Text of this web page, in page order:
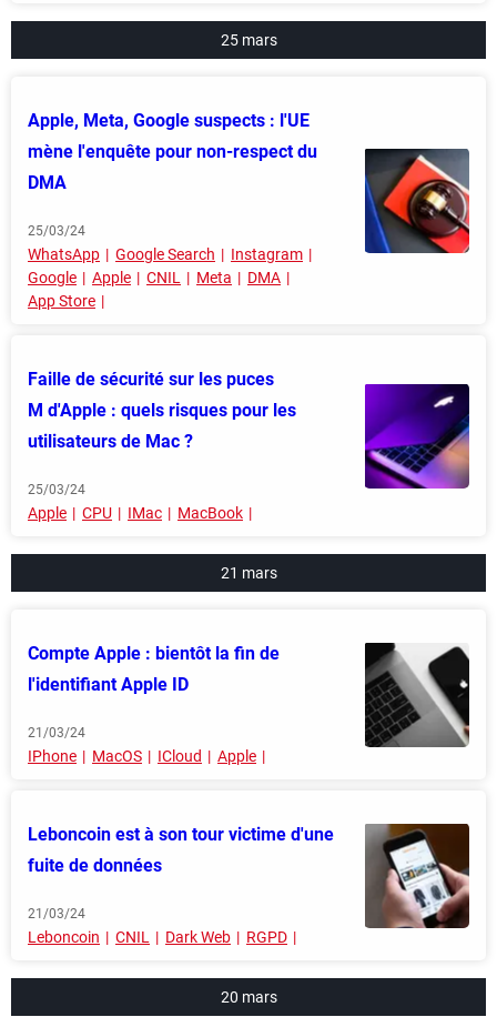
25 mars
Apple, Meta, Google suspects : l'UE
mène l'enquête pour non-respect du
DMA
25/03/24
WhatsApp Google Search
Instagram
Google
Apple CNIL Meta
DMA
App Store
Faille de sécurité sur les puces
M d'Apple : quels risques pour les
utilisateurs de Mac ?
25/03/24
Apple CPU IMac MacBook
21 mars
Compte Apple : bientôt la fin de
l'identifiant Apple ID
21/03/24
IPhone MacOS ICloud Apple
Leboncoin est à son tour victime d'une
fuite de données
21/03/24
Leboncoin CNIL Dark Web RGPD
20 mars